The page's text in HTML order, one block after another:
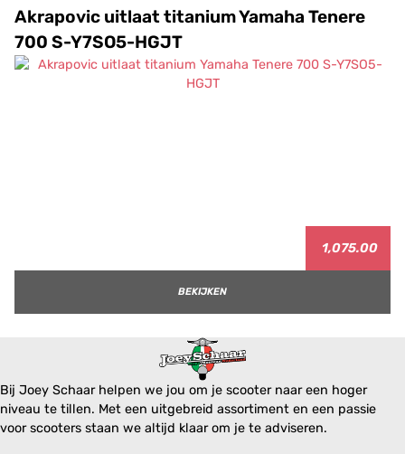
Akrapovic uitlaat titanium Yamaha Tenere
700 S-Y7SO5-HGJT
1,075.00
BEKIJKEN
Bij Joey Schaar helpen we jou om je scooter naar een hoger
niveau te tillen. Met een uitgebreid assortiment en een passie
voor scooters staan we altijd klaar om je te adviseren.